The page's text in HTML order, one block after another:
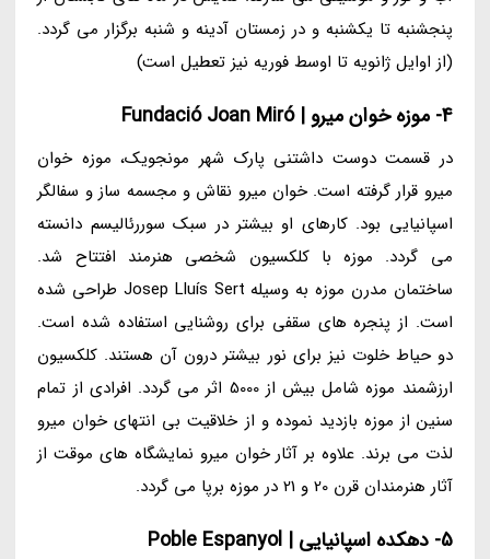
پنجشنبه تا یکشنبه و در زمستان آدینه و شنبه برگزار می گردد.
(از اوایل ژانویه تا اوسط فوریه نیز تعطیل است)
4- موزه خوان میرو | Fundació Joan Miró
در قسمت دوست داشتنی پارک شهر مونجویک، موزه خوان
میرو قرار گرفته است. خوان میرو نقاش و مجسمه ساز و سفالگر
اسپانیایی بود. کارهای او بیشتر در سبک سوررئالیسم دانسته
می گردد. موزه با کلکسیون شخصی هنرمند افتتاح شد.
ساختمان مدرن موزه به وسیله Josep Lluís Sert طراحی شده
است. از پنجره های سقفی برای روشنایی استفاده شده است.
دو حیاط خلوت نیز برای نور بیشتر درون آن هستند. کلکسیون
ارزشمند موزه شامل بیش از 5000 اثر می گردد. افرادی از تمام
سنین از موزه بازدید نموده و از خلاقیت بی انتهای خوان میرو
لذت می برند. علاوه بر آثار خوان میرو نمایشگاه های موقت از
آثار هنرمندان قرن 20 و 21 در موزه برپا می گردد.
5- دهکده اسپانیایی | Poble Espanyol